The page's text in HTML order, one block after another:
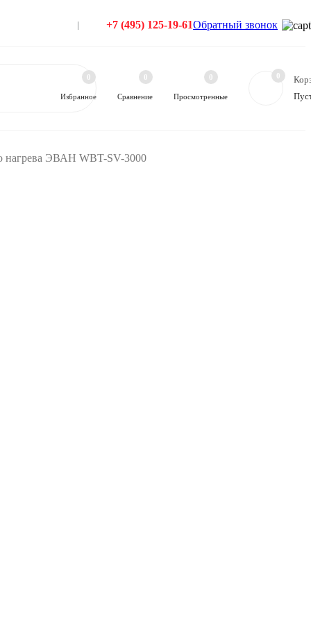
+7 (495) 125-19-61Обратный звонок
Избранное
0
Сравнение
0
Просмотренные
0 0
нагрева ЭВАН WBT-SV-3000